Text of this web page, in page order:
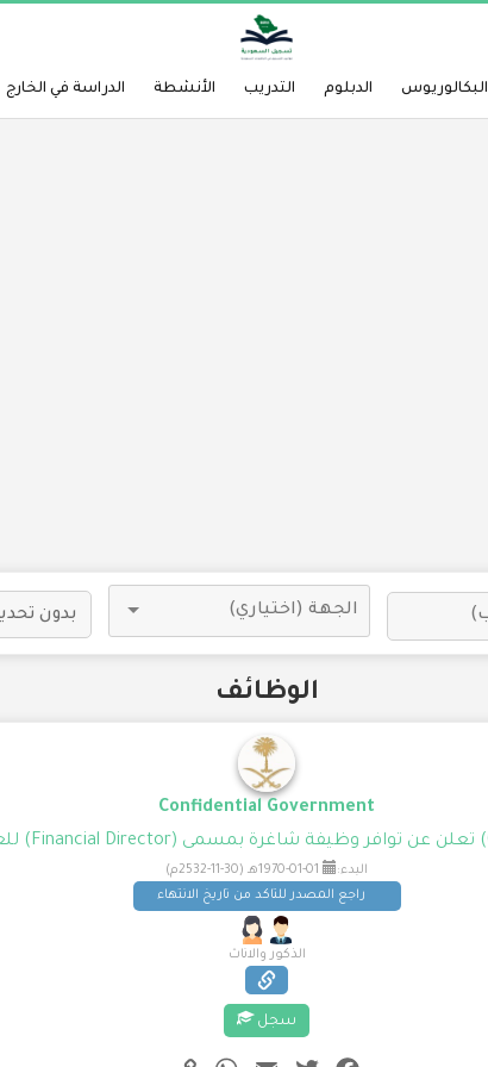
البكالوريوس الدبلوم التدريب الأنشطة الدراسة في الخارج
الوظائف
Confidential Government
البدء:
راجع المصدر للتاكد من تاريخ الانتهاء
الذكور والاناث
سجل